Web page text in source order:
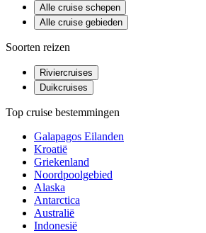
Alle cruise schepen
Alle cruise gebieden
Soorten reizen
Riviercruises
Duikcruises
Top cruise bestemmingen
Galapagos Eilanden
Kroatië
Griekenland
Noordpoolgebied
Alaska
Antarctica
Australië
Indonesië